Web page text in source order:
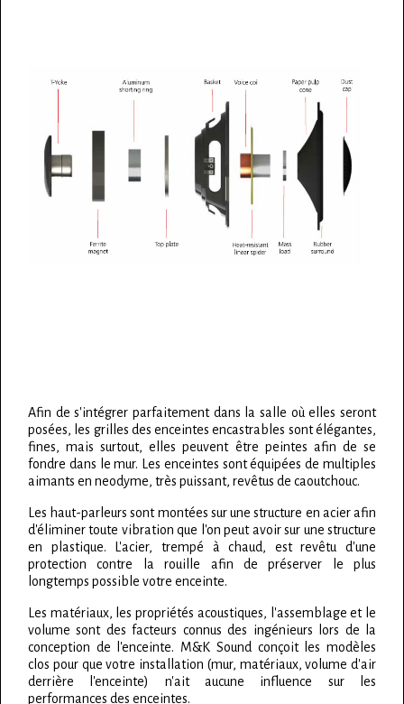
Afin de s'intégrer parfaitement dans la salle où elles seront
posées, les grilles des enceintes encastrables sont élégantes,
fines, mais surtout, elles peuvent être peintes afin de se
fondre dans le mur. Les enceintes sont équipées de multiples
aimants en neodyme, très puissant, revêtus de caoutchouc.
Les haut-parleurs sont montées sur une structure en acier afin
d'éliminer toute vibration que l'on peut avoir sur une structure
en plastique. L'acier, trempé à chaud, est revêtu d'une
protection contre la rouille afin de préserver le plus
longtemps possible votre enceinte.
Les matériaux, les propriétés acoustiques, l'assemblage et le
volume sont des facteurs connus des ingénieurs lors de la
conception de l'enceinte. M&K Sound conçoit les modèles
clos pour que votre installation (mur, matériaux, volume d'air
derrière l'enceinte) n'ait aucune influence sur les
performances des enceintes.